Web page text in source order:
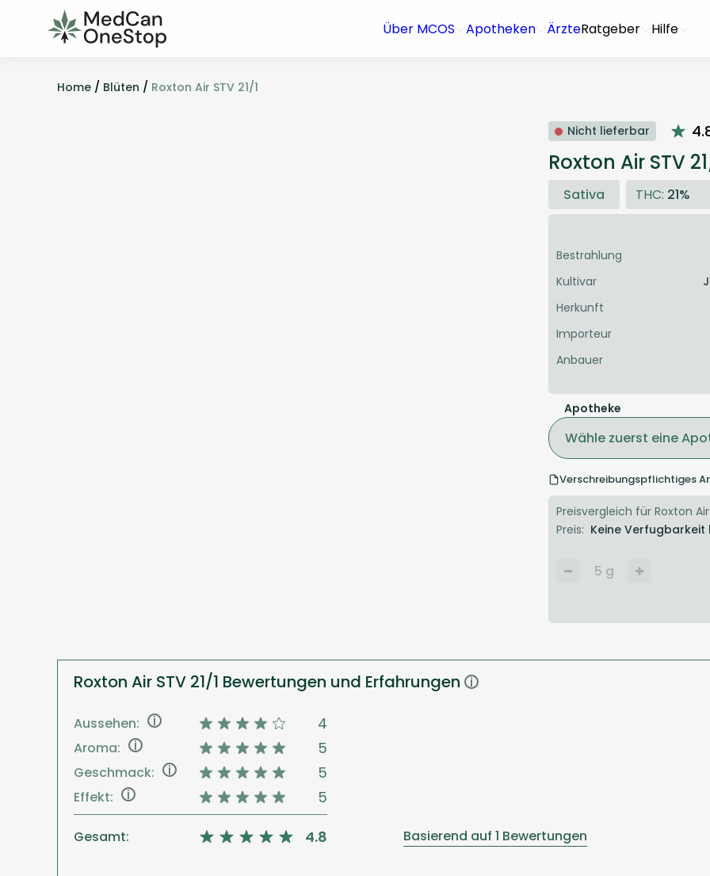
Über MCOS Apotheken ÄrzteRatgeber Hilfe
Home / Blüten / Roxton Air STV 21/1
Nicht lieferbar
Roxton Air STV
Sativa THC: 21%
Bestrahlung
Kultivar
Herkunft
Importeur
Anbauer
Apotheke
Wähle zuerst eine
Verschreibungspflichtiges
Preisvergleich für Roxton Air
Preis: Keine
5 g
Roxton Air STV 21/1 Bewertungen und Erfahrungen i
Aussehen: i 4
Aroma: i 5
Geschmack: i 5
Effekt: i 5
Gesamt: 4.8 Basierend auf 1 Bewertungen